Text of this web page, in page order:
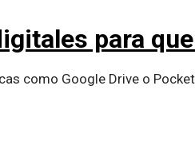
para
como Google Drive o